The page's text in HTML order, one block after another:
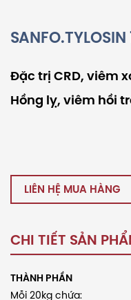
Đặc trị CRD, viêm
Hồng lỵ, viêm hồi
LIÊN HỆ MUA HÀNG
CHI TIẾT SẢN
THÀNH PHẦN
Mỗi 20kg chứa: